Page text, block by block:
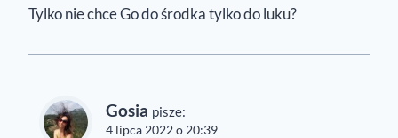
Tylko nie chce Go do środka tylko do luku?
Gosia pisze:
4 lipca 2022 o 20:39